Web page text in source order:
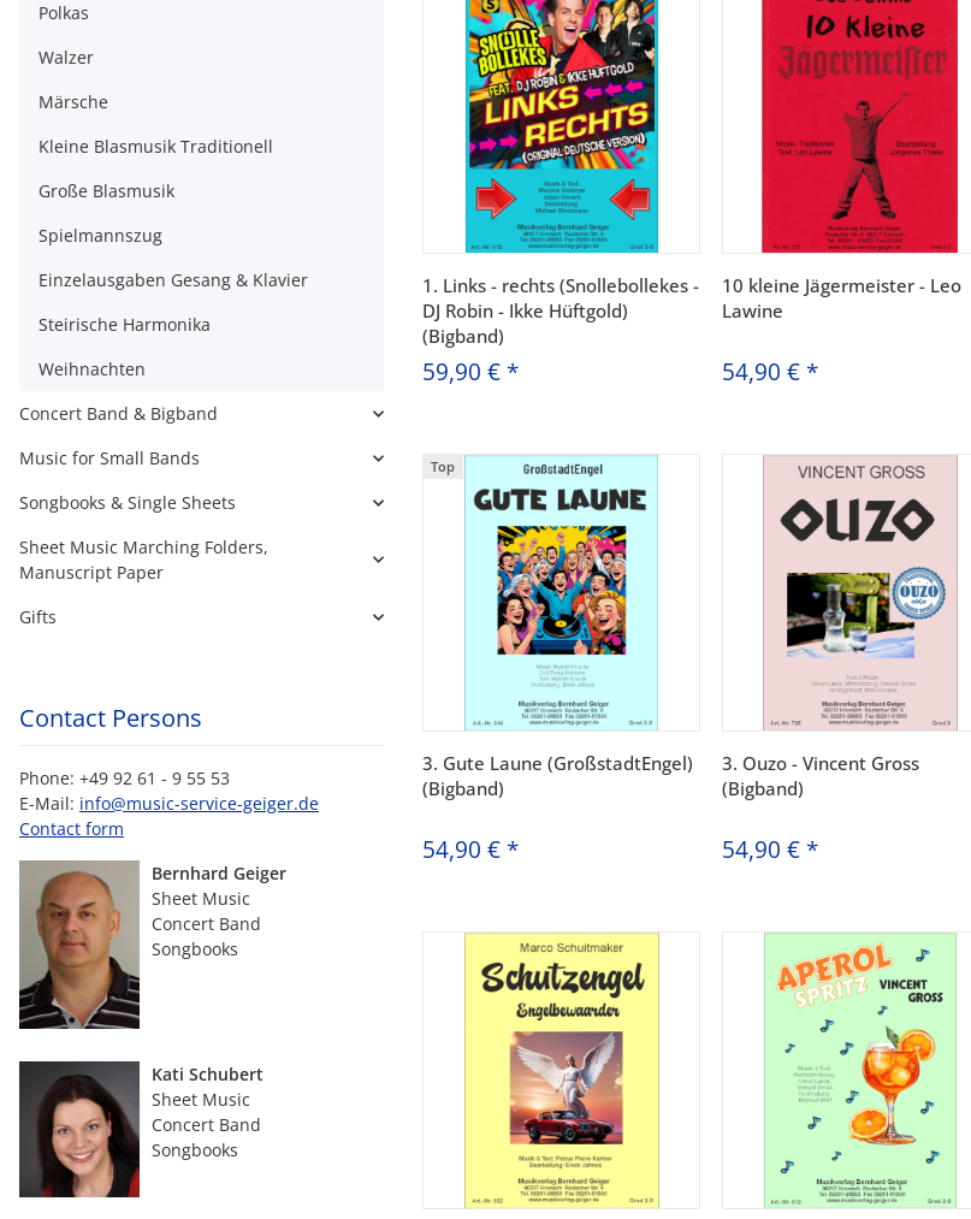
1. Links - rechts (Snollebollekes -
DJ Robin - Ikke Hüftgold)
(Bigband)
59,90 € *
10 kleine Jägermeister - Leo
Lawine
54,90 € *
Top
3. Gute Laune (GroßstadtEngel)
(Bigband)
54,90 € *
3. Ouzo - Vincent Gross
(Bigband)
54,90 € *
Polkas
Walzer
Märsche
Kleine Blasmusik Traditionell
Große Blasmusik
Spielmannszug
Einzelausgaben Gesang & Klavier
Steirische Harmonika
Weihnachten
Concert Band & Bigband
Music for Small Bands
Songbooks & Single Sheets
Sheet Music Marching Folders,
Manuscript Paper
Gifts
Contact Persons
Phone: +49 92 61 - 9 55 53
E-Mail: info@music-service-geiger.de
Contact form
Bernhard Geiger
Sheet Music
Concert Band
Songbooks
Kati Schubert
Sheet Music
Concert Band
Songbooks